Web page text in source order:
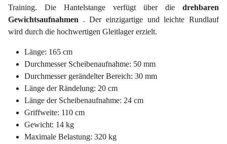
Training. Die Hantelstange verfügt über die drehbaren
Gewichtsaufnahmen . Der einzigartige und leichte Rundlauf
wird durch die hochwertigen Gleitlager erzielt.
Länge: 165 cm
Durchmesser Scheibenaufnahme: 50 mm
Durchmesser gerändelter Bereich: 30 mm
Länge der Rändelung: 20 cm
Länge der Scheibenaufnahme: 24 cm
Griffweite: 110 cm
Gewicht: 14 kg
Maximale Belastung: 320 kg